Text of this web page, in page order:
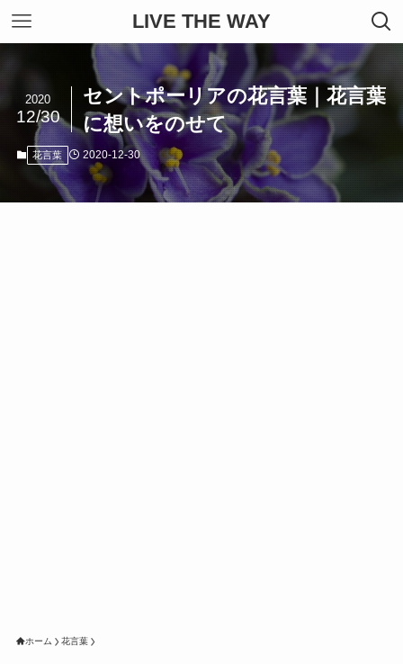
LIVE THE WAY
セントポーリアの花言葉｜花言葉
に想いをのせて
2020
12/30
花言葉 2020-12-30
ホーム 花言葉